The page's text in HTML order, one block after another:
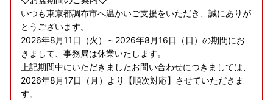
いつも東京都調布市へ温かいご支援をいただき、誠にありが
とうございます。
2026年8月11日（火）～2026年8月16日（日）の期間にお
きまして、事務局は休業いたします。
上記期間中にいただきましたお問い合わせにつきましては、
2026年8月17日（月）より【順次対応】させていただきま
す。